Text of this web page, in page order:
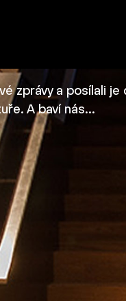
zprávy a posílali
A baví nás…